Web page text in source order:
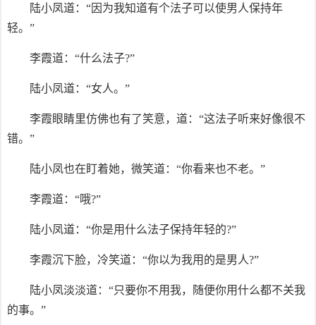
陆小凤道：“因为我知道有个法子可以使男人保持年
轻。”
李霞道：“什么法子?”
陆小凤道：“女人。”
李霞眼睛里仿佛也有了笑意，道：“这法子听来好像很不
错。”
陆小凤也在盯着她，微笑道：“你看来也不老。”
李霞道：“哦?”
陆小凤道：“你是用什么法子保持年轻的?”
李霞沉下脸，冷笑道：“你以为我用的是男人?”
陆小凤淡淡道：“只要你不用我，随便你用什么都不关我
的事。”